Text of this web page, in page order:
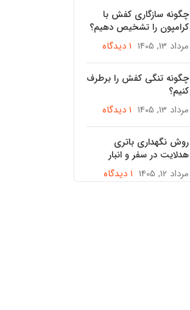
چگونه سازگاری کفش با
کرامپون را تشخیص دهیم؟
مرداد 13, 1405
۱ دیدگاه
چگونه تنگی کفش را برطرف
کنیم؟
مرداد 13, 1405
۱ دیدگاه
روش نگهداری باتری
هدلایت در سفر و انبار
مرداد 12, 1405
۱ دیدگاه